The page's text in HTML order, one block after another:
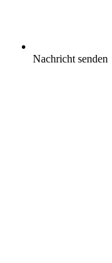
Nachricht senden